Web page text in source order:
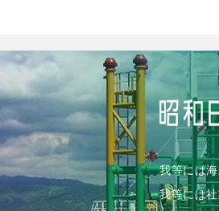
我等には
我等には